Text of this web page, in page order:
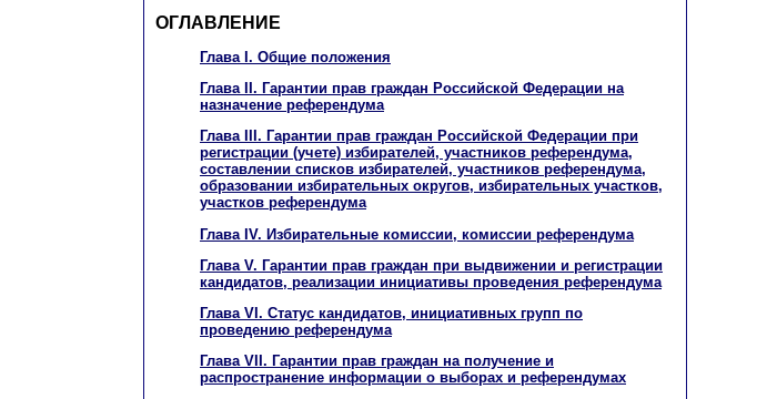
ОГЛАВЛЕНИЕ
Глава I. Общие положения
Глава II. Гарантии прав граждан Российской Федерации на
назначение референдума
Глава III. Гарантии прав граждан Российской Федерации при
регистрации (учете) избирателей, участников референдума,
составлении списков избирателей, участников референдума,
образовании избирательных округов, избирательных участков,
участков референдума
Глава IV. Избирательные комиссии, комиссии референдума
Глава V. Гарантии прав граждан при выдвижении и регистрации
кандидатов, реализации инициативы проведения референдума
Глава VI. Статус кандидатов, инициативных групп по
проведению референдума
Глава VII. Гарантии прав граждан на получение и
распространение информации о выборах и референдумах